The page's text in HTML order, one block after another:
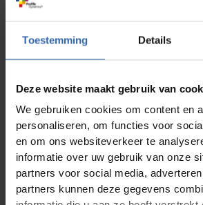
Toestemming Details
Deze website maakt gebruik van
We gebruiken cookies om content en
personaliseren, om functies voor
en om ons websiteverkeer te
informatie over uw gebruik van onze
partners voor social media,
partners kunnen deze gegevens
Geschäftsadresse*
Anmerkungen